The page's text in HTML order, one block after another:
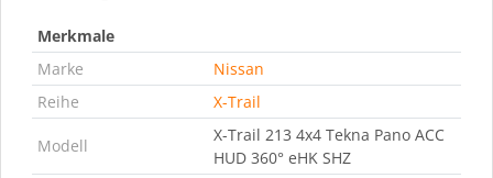
Merkmale
Marke
Nissan
Reihe
X-Trail
Modell
X-Trail 213 4x4 Tekna Pano ACC
HUD 360° eHK SHZ